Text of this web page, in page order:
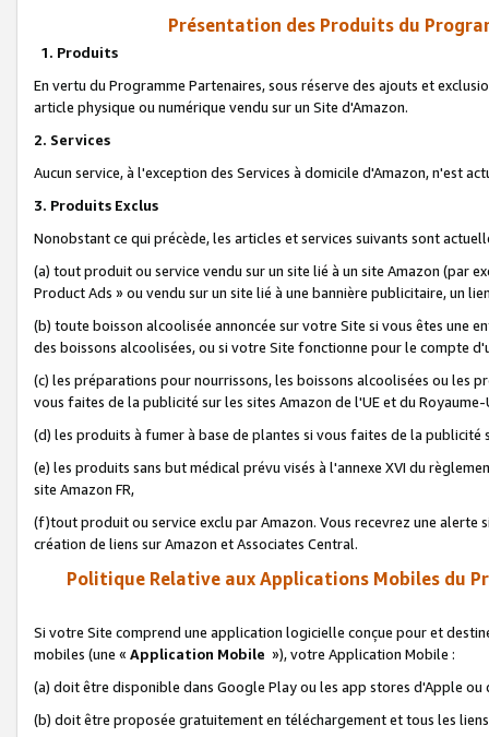
Présentation des Produits du
1. Produits
En vertu du Programme Partenaires, sous réserve des ajouts et
article physique ou numérique vendu sur un Site d'Amazon.
2. Services
Aucun service, à l'exception des Services à domicile d'Amazon, n'est
3. Produits Exclus
Nonobstant ce qui précède, les articles et services suivants sont
(a) tout produit ou service vendu sur un site lié à un site Amazon (par
Product Ads » ou vendu sur un site lié à une bannière publicitaire, un
(b) toute boisson alcoolisée annoncée sur votre Site si vous êtes une
des boissons alcoolisées, ou si votre Site fonctionne pour le compte
(c) les préparations pour nourrissons, les boissons alcoolisées ou les
vous faites de la publicité sur les sites Amazon de l'UE et du Royaume-
(d) les produits à fumer à base de plantes si vous faites de la publicité
(e) les produits sans but médical prévu visés à l'annexe XVI du
site Amazon FR,
(f)tout produit ou service exclu par Amazon. Vous recevrez une alerte
création de liens sur Amazon et Associates Central.
Politique Relative aux Applications Mobiles du
Si votre Site comprend une application logicielle conçue pour et
mobiles (une « Application Mobile »), votre Application Mobile :
(a) doit être disponible dans Google Play ou les app stores d'Apple ou
(b) doit être proposée gratuitement en téléchargement et tous les